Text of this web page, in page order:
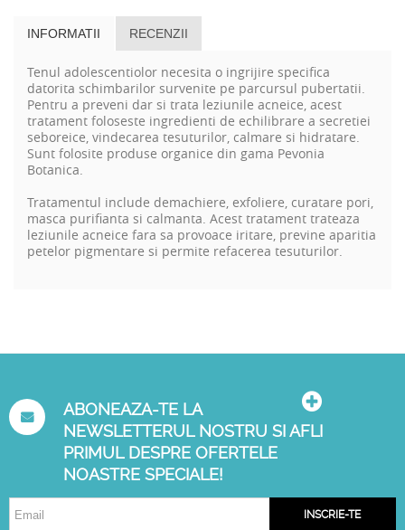
INFORMATII RECENZII
Tenul adolescentiolor necesita o ingrijire specifica
datorita schimbarilor survenite pe parcursul pubertatii.
Pentru a preveni dar si trata leziunile acneice, acest
tratament foloseste ingredienti de echilibrare a secretiei
seboreice, vindecarea tesuturilor, calmare si hidratare.
Sunt folosite produse organice din gama Pevonia
Botanica.
Tratamentul include demachiere, exfoliere, curatare pori,
masca purifianta si calmanta. Acest tratament trateaza
leziunile acneice fara sa provoace iritare, previne aparitia
petelor pigmentare si permite refacerea tesuturilor.
ABONEAZA-TE LA
NEWSLETTERUL NOSTRU SI AFLI
PRIMUL DESPRE OFERTELE
NOASTRE SPECIALE!
INSCRIE-TE